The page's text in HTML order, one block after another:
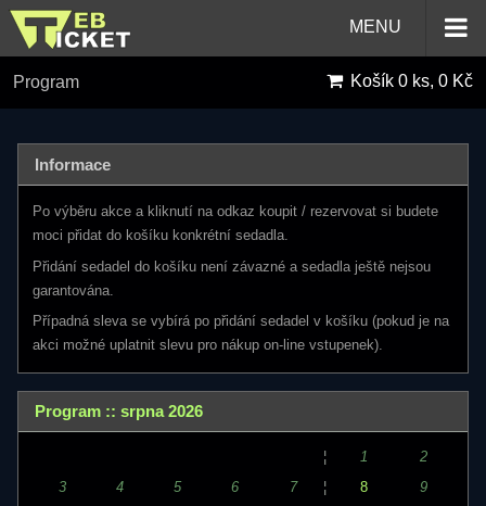
MENU
Program Košík 0 ks, 0 Kč
Informace
Po výběru akce a kliknutí na odkaz koupit / rezervovat si budete
moci přidat do košíku konkrétní sedadla.
Přidání sedadel do košíku není závazné a sedadla ještě nejsou
garantována.
Případná sleva se vybírá po přidání sedadel v košíku (pokud je na
akci možné uplatnit slevu pro nákup on-line vstupenek).
Program :: srpna 2026
¦ 1
2
3
4 5 6 7 ¦ 8
9